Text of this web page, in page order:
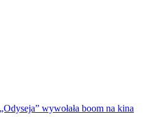
wywołała boom na kina